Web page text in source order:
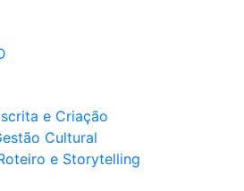
e Criação
Cultural
e Storytelling